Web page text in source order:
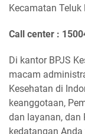
Kecamatan
Call center :
Di kantor BPJS
macam
Kesehatan di
keanggotaan,
dan layanan, dan
kedatangan